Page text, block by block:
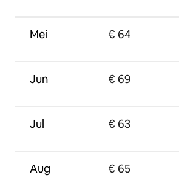
Mei
Jun
Jul
Aug
€ 64
€ 69
€ 63
€ 65